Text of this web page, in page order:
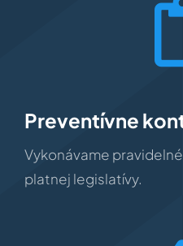
Preventívne
Vykonávame
platnej legislatívy.